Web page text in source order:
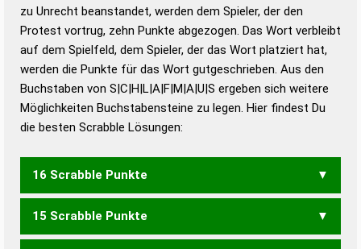
Duden – Standardwerk in 12 Bänden
Duden – Richtiges und gutes
Deutsch
Duden – Die deutsche Grammatik
Duden – Deutsches
Universalwörterbuch
zu Unrecht beanstandet, werden dem Spieler, der den
Protest vortrug, zehn Punkte abgezogen. Das Wort verbleibt
auf dem Spielfeld, dem Spieler, der das Wort platziert hat,
werden die Punkte für das Wort gutgeschrieben. Aus den
Buchstaben von S|C|H|L|A|F|M|A|U|S ergeben sich weitere
Möglichkeiten Buchstabensteine zu legen. Hier findest Du
die besten Scrabble Lösungen:
16 Scrabble Punkte
FLAUSCHS
15 Scrabble Punkte